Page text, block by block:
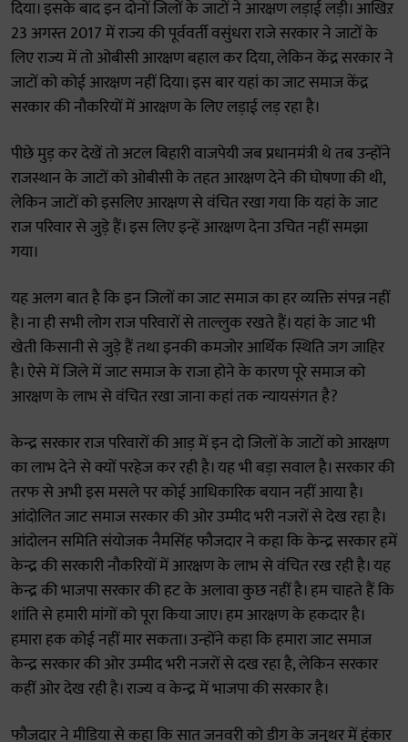
दिया। इसके बाद इन दोनों जिलों के जाटों ने आरक्षण लड़ाई लड़ी। आखिऱ
23 अगस्त 2017 में राज्य की पूर्ववर्ती वसुंधरा राजे सरकार ने जाटों के
लिए राज्य में तो ओबीसी आरक्षण बहाल कर दिया, लेकिन केंद्र सरकार ने
जाटों को कोई आरक्षण नहीं दिया। इस बार यहां का जाट समाज केंद्र
सरकार की नौकरियों में आरक्षण के लिए लड़ाई लड़ रहा है।
पीछे मुड़ कर देखें तो अटल बिहारी वाजपेयी जब प्रधानमंत्री थे तब उन्होंने
राजस्थान के जाटों को ओबीसी के तहत आरक्षण देने की घोषणा की थी,
लेकिन जाटों को इसलिए आरक्षण से वंचित रखा गया कि यहां के जाट
राज परिवार से जुड़े हैं। इस लिए इन्हें आरक्षण देना उचित नहीं समझा
गया।
यह अलग बात है कि इन जिलों का जाट समाज का हर व्यक्ति संपन्न नहीं
है। ना ही सभी लोग राज परिवारों से ताल्लुक रखते हैं। यहां के जाट भी
खेती किसानी से जुड़े हैं तथा इनकी कमजोर आर्थिक स्थिति जग जाहिर
है। ऐसे में जिले में जाट समाज के राजा होने के कारण पूरे समाज को
आरक्षण के लाभ से वंचित रखा जाना कहां तक न्यायसंगत है?
केन्द्र सरकार राज परिवारों की आड़ में इन दो जिलों के जाटों को आरक्षण
का लाभ देने से क्यों परहेज कर रही है। यह भी बड़ा सवाल है। सरकार की
तरफ से अभी इस मसले पर कोई आधिकारिक बयान नहीं आया है।
आंदोलित जाट समाज सरकार की ओर उम्मीद भरी नजरों से देख रहा है।
आंदोलन समिति संयोजक नैमसिंह फौजदार ने कहा कि केन्द्र सरकार हमें
केन्द्र की सरकारी नौकरियों में आरक्षण के लाभ से वंचित रख रही है। यह
केन्द्र की भाजपा सरकार की हट के अलावा कुछ नहीं है। हम चाहते हैं कि
शांति से हमारी मांगों को पूरा किया जाए। हम आरक्षण के हकदार है।
हमारा हक कोई नहीं मार सकता। उन्होंने कहा कि हमारा जाट समाज
केन्द्र सरकार की ओर उम्मीद भरी नजरों से दख रहा है, लेकिन सरकार
कहीं ओर देख रही है। राज्य व केन्द्र में भाजपा की सरकार है।
फौजदार ने मीडिया से कहा कि सात जनवरी को डीग के जनुथर में हुंकार